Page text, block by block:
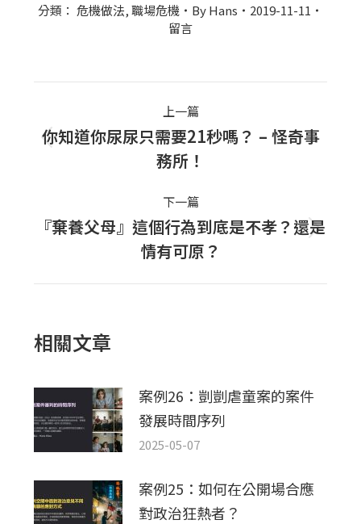
分類： 危機做法,職場危機 ByHans
2019-11-11
留言
navigation
上一篇
上
一
篇
文
章：
你知道你尿尿只需要21秒嗎？ – 怪奇事
務所！
下一篇
下
一
篇
『棄養父母』這個行為到底是不孝？還是
情有可原？
相關文章
案例26：剴剴虐童案的案件
發展時間序列
2025-05-07
案例25：如何在公開場合應
對政治狂熱者？